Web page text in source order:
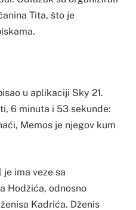
Tita, što je
u aplikaciji Sky 21.
6 minuta i 53 sekunde:
Memos je njegov kum
ima veze sa
Hodžića, odnosno
Kadrića. Dženis